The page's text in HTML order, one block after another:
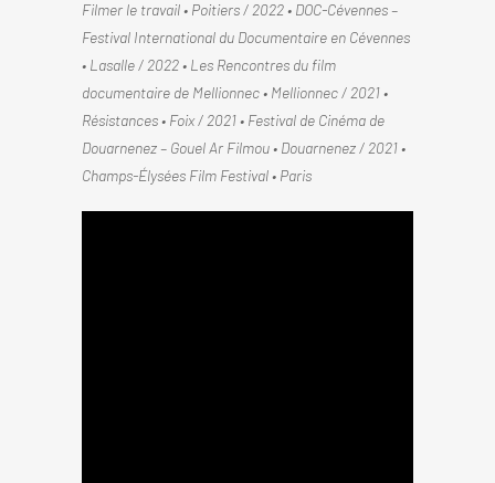
Filmer le travail • Poitiers / 2022 • DOC-Cévennes –
Festival International du Documentaire en Cévennes
• Lasalle / 2022 • Les Rencontres du film
documentaire de Mellionnec • Mellionnec / 2021 •
Résistances • Foix / 2021 • Festival de Cinéma de
Douarnenez – Gouel Ar Filmou • Douarnenez / 2021 •
Champs-Élysées Film Festival • Paris